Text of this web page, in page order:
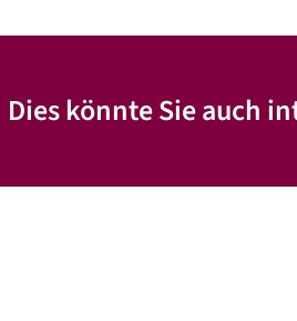
Dies könnte Sie auch